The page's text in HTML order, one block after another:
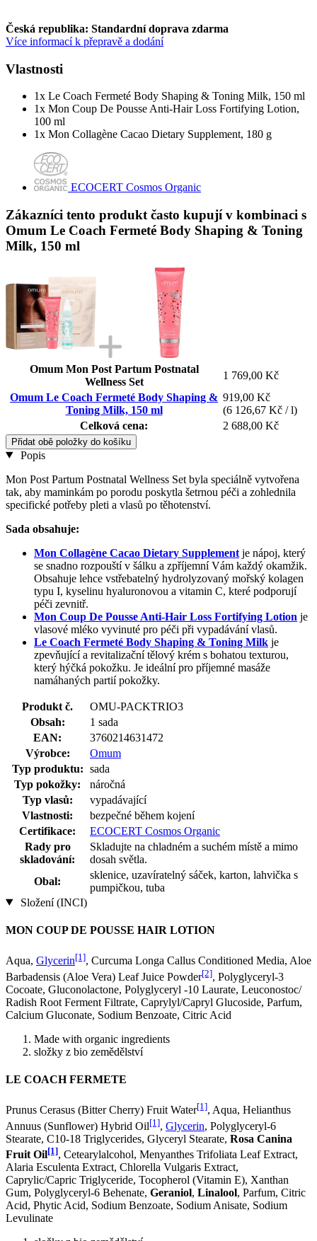
Česká republika: Standardní doprava zdarma
Více informací k přepravě a dodání
Vlastnosti
1x Le Coach Fermeté Body Shaping & Toning Milk, 150 ml
1x Mon Coup De Pousse Anti-Hair Loss Fortifying Lotion,
100 ml
1x Mon Collagène Cacao Dietary Supplement, 180 g
ECOCERT Cosmos Organic
Zákazníci tento produkt často kupují v kombinaci s
Omum Le Coach Fermeté Body Shaping & Toning
Milk, 150 ml
Omum Mon Post Partum Postnatal
Wellness Set
1 769,00 Kč
Omum Le Coach Fermeté Body Shaping &
Toning Milk, 150 ml
919,00 Kč
(6 126,67 Kč / l)
Celková cena:
2 688,00 Kč
Přidat obě položky do košíku
Popis
Mon Post Partum Postnatal Wellness Set byla speciálně vytvořena
tak, aby maminkám po porodu poskytla šetrnou péči a zohlednila
specifické potřeby pleti a vlasů po těhotenství.
Sada obsahuje:
Mon Collagène Cacao Dietary Supplement je nápoj, který
se snadno rozpouští v šálku a zpříjemní Vám každý okamžik.
Obsahuje lehce vstřebatelný hydrolyzovaný mořský kolagen
typu I, kyselinu hyaluronovou a vitamin C, které podporují
péči zevnitř.
Mon Coup De Pousse Anti-Hair Loss Fortifying Lotion je
vlasové mléko vyvinuté pro péči při vypadávání vlasů.
Le Coach Fermeté Body Shaping & Toning Milk je
zpevňující a revitalizační tělový krém s bohatou texturou,
který hýčká pokožku. Je ideální pro příjemné masáže
namáhaných partií pokožky.
Produkt č.
OMU-PACKTRIO3
Obsah:
1 sada
EAN:
3760214631472
Výrobce:
Omum
Typ produktu: sada
Typ pokožky:
náročná
Typ vlasů:
vypadávající
Vlastnosti:
bezpečné během kojení
Certifikace:
ECOCERT Cosmos Organic
Rady pro
skladování:
Skladujte na chladném a suchém místě a mimo
dosah světla.
Obal:
sklenice, uzavíratelný sáček, karton, lahvička s
pumpičkou, tuba
Složení (INCI)
MON COUP DE POUSSE HAIR LOTION
Aqua, Glycerin[1], Curcuma Longa Callus Conditioned Media, Aloe
Barbadensis (Aloe Vera) Leaf Juice Powder[2], Polyglyceryl-3
Cocoate, Gluconolactone, Polyglyceryl -10 Laurate, Leuconostoc/
Radish Root Ferment Filtrate, Caprylyl/Capryl Glucoside, Parfum,
Calcium Gluconate, Sodium Benzoate, Citric Acid
Made with organic ingredients
složky z bio zemědělství
LE COACH FERMETE
Prunus Cerasus (Bitter Cherry) Fruit Water[1], Aqua, Helianthus
Annuus (Sunflower) Hybrid Oil[1], Glycerin, Polyglyceryl-6
Stearate, C10-18 Triglycerides, Glyceryl Stearate, Rosa Canina
Fruit Oil[1], Cetearylalcohol, Menyanthes Trifoliata Leaf Extract,
Alaria Esculenta Extract, Chlorella Vulgaris Extract,
Caprylic/Capric Triglyceride, Tocopherol (Vitamin E), Xanthan
Gum, Polyglyceryl-6 Behenate, Geraniol, Linalool, Parfum, Citric
Acid, Phytic Acid, Sodium Benzoate, Sodium Anisate, Sodium
Levulinate